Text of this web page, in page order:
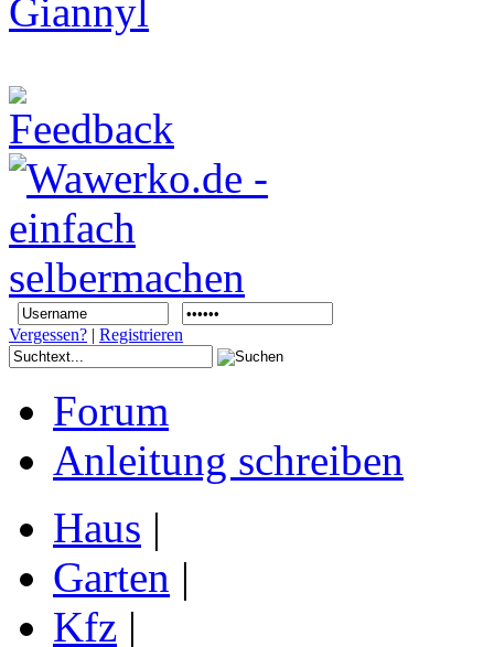
Vergessen? | Registrieren
Forum
Anleitung schreiben
Haus |
Garten |
Kfz |